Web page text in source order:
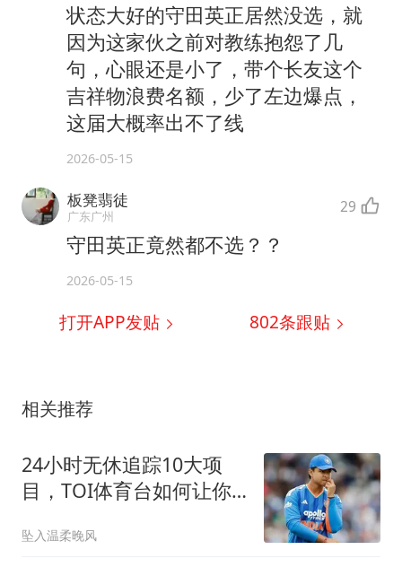
状态大好的守田英正居然没选，就
因为这家伙之前对教练抱怨了几
句，心眼还是小了，带个长友这个
吉祥物浪费名额，少了左边爆点，
这届大概率出不了线
2026-05-15
板凳翡徒
广东广州 29
守田英正竟然都不选？？
2026-05-15
打开APP发贴 802条跟贴
相关推荐
24小时无休追踪10大项
目，TOI体育台如何让你
坠入温柔晚风